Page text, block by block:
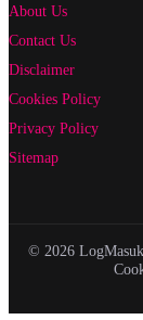
About Us
Contact Us
Disclaimer
Cookies Policy
Privacy Policy
Sitemap
© 2026